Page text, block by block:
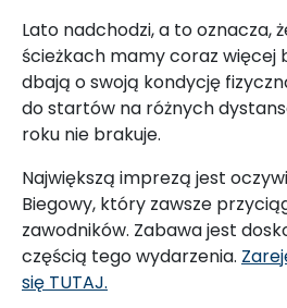
Lato nadchodzi, a to oznacza,
ścieżkach mamy coraz więcej
dbają o swoją kondycję
do startów na różnych
roku nie brakuje.
Największą imprezą jest
Biegowy, który zawsze
zawodników. Zabawa jest
częścią tego wydarzenia.
się TUTAJ.